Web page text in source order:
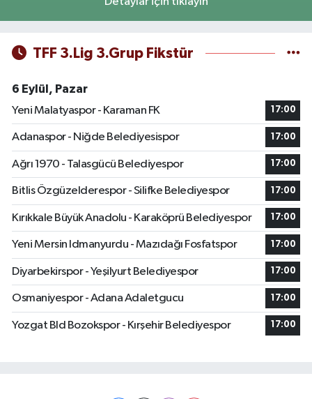
TFF 3.Lig 3.Grup Fikstür
6 Eylül, Pazar
Yeni Malatyaspor - Karaman FK
17:00
Adanaspor - Niğde Belediyesispor 17:00
Ağrı 1970 - Talasgücü Belediyespor 17:00
Bitlis Özgüzelderespor - Silifke Belediyespor 17:00
Kırıkkale Büyük Anadolu - Karaköprü Belediyespor 17:00
Yeni Mersin Idmanyurdu - Mazıdağı Fosfatspor 17:00
Diyarbekirspor - Yeşilyurt Belediyespor 17:00
Osmaniyespor - Adana Adaletgucu 17:00
Yozgat Bld Bozokspor - Kırşehir Belediyespor 17:00